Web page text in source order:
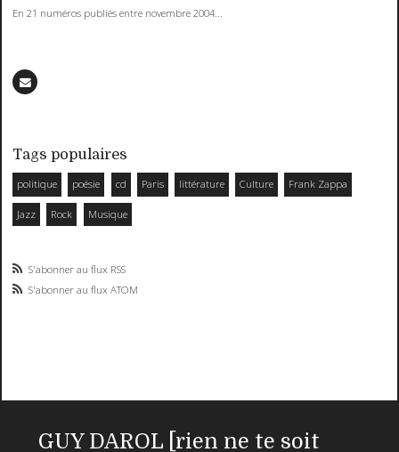
En 21 numéros publiés entre novembre 2004...
Tags populaires
politique poésie cd Paris littérature Culture Frank Zappa
Jazz Rock Musique
S'abonner au flux RSS
S'abonner au flux ATOM
GUY DAROL [rien ne te soit